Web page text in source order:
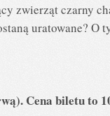
zwierząt czarny
uratowane? O
Cena biletu to